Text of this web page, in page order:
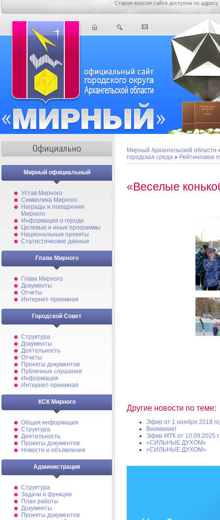
Старая версия сайта доступна по адресу
Мирный официальный
Устав Мирного
Символика Мирного
Награды и поощрения
Мирного
Информация о городе
Целевые и иные программы
Национальные проекты
Статистические данные
Глава Мирного
Глава Мирного
Документы
Отчеты
Интернет-приемная
Городской Совет
Структура
Документы
Деятельность
Отчеты
Проекты документов
Публичные слушания
Информация
Интернет-приемная
КСК Мирного
Общая информация
Структура
Деятельность
Проекты документов
Новости и объявления
Администрация
Структура
Задачи и функции
План работы
Документы
Проекты документов
Мирный Архангельской области
городская среда » Рейтинговое
«Веселые
Другие новости по теме:
Эфир от 1 ноября 2018
Внимание!
Эфир МТК от 10.09.2025 г.
«СИЛЬНЫЕ ДУХОМ»
«СИЛЬНЫЕ ДУХОМ»